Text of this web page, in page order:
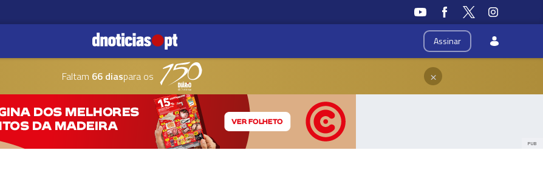
Assinar
Faltam 66 diaspara os ×
PUB